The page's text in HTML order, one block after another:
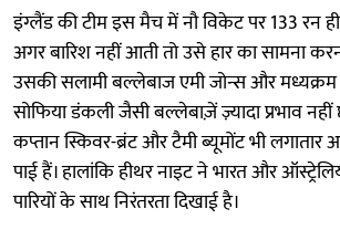
इंग्लैंड की टीम इस मैच में नौ विकेट पर 133 रन
अगर बारिश नहीं आती तो उसे हार का सामना
उसकी सलामी बल्लेबाज एमी जोन्स और
सोफिया डंकली जैसी बल्लेबाज़ें ज़्यादा प्रभाव
कप्तान स्किवर-ब्रंट और टैमी ब्यूमोंट भी लगातार
पाई हैं। हालांकि हीथर नाइट ने भारत और
पारियों के साथ निरंतरता दिखाई है।